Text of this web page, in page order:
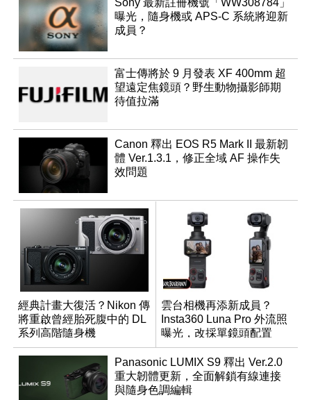
Sony 最新註冊機號「WW308784」
曝光，隨身機或 APS-C 系統將迎新
成員？
富士傳將於 9 月發表 XF 400mm 超
望遠定焦鏡頭？野生動物攝影師期
待值拉滿
Canon 釋出 EOS R5 Mark II 最新韌
體 Ver.1.3.1，修正全域 AF 操作失
效問題
經典計畫大復活？Nikon 傳
將重啟曾經胎死腹中的 DL
系列高階隨身機
雲台相機再添新成員？
Insta360 Luna Pro 外流照
曝光，改採單鏡頭配置
Panasonic LUMIX S9 釋出 Ver.2.0
重大韌體更新，全面解鎖有線連接
與隨身色調編輯